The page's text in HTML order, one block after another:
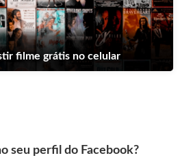
filme grátis no celular
seu perfil do Facebook?